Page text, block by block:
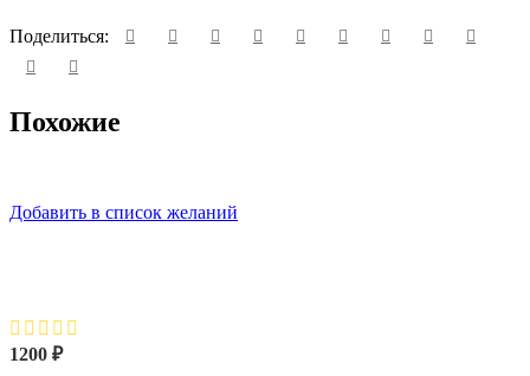
Поделиться:
Похожие
Добавить в список желаний
1200 ₽